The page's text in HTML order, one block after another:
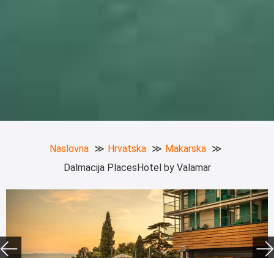
Naslovna Hrvatska
Makarska
Dalmacija PlacesHotel by Valamar